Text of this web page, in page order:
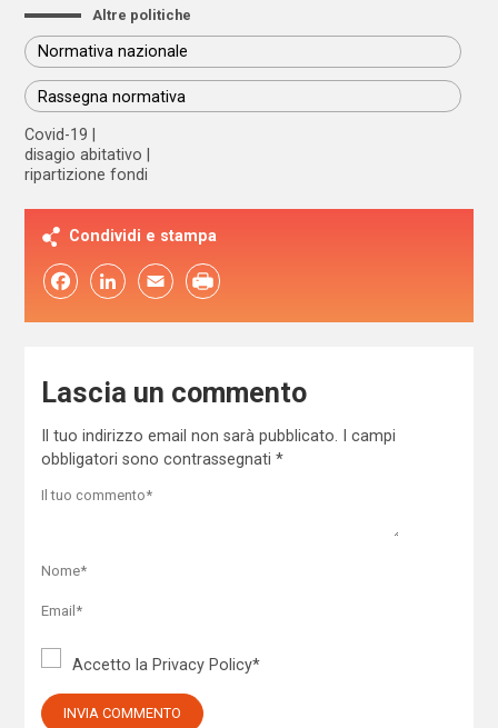
Altre politiche
Normativa nazionale
Rassegna normativa
Covid-19
disagio abitativo
ripartizione fondi
Condividi e stampa
FacebookLinkedIn Email
Lascia un commento
Il tuo indirizzo email non sarà pubblicato.
I campi
obbligatori sono contrassegnati *
Accetto la Privacy Policy*